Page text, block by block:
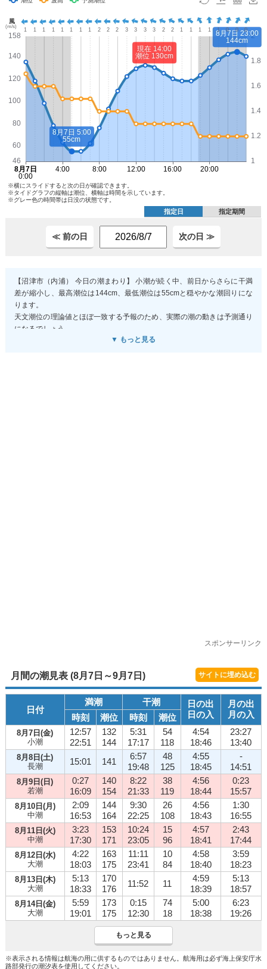
※横にスライドすると次の日が確認できます。
※タイドグラフの縦軸は潮位、横軸は時間を示しています。
※グレー色の時間帯は日没の状態です。
指定日 指定期間
≪ 前の日 次の日 ≫
【沼津市（内浦） 今日の潮まわり】 小潮が続く中、前日からさらに干満
差が縮小し、最高潮位は144cm、最低潮位は55cmと穏やかな潮回りにな
ります。
天文潮位の理論値とほぼ一致する予報のため、実際の潮の動きは予測通り
になるでしょう。
気圧も安定しており、潮位への影響はほとんど無いと考えられます。
▼ もっと見る
スポンサーリンク
月間の潮見表 (8月7日～9月7日) サイトに埋め込む
日付
満潮 干潮
日の出
日の入
月の出
月の入
時刻 潮位 時刻 潮位
8月7日(金)
小潮
12:57
22:51
132
144
5:31
17:17
54
118
4:54
18:46
23:27
13:40
8月8日(土)
長潮
15:01 141
6:57
19:48
48
125
4:55
18:45
-
14:51
8月9日(日)
若潮
0:27
16:09
140
154
8:22
21:33
38
119
4:56
18:44
0:23
15:57
8月10日(月)
中潮
2:09
16:53
144
164
9:30
22:25
26
108
4:56
18:43
1:30
16:55
8月11日(火)
中潮
3:23
17:30
153
171
10:24
23:05
15
96
4:57
18:41
2:43
17:44
8月12日(水)
大潮
4:22
18:03
163
175
11:11
23:41
10
84
4:58
18:40
3:59
18:23
8月13日(木)
大潮
5:13
18:33
170
176
11:52 11
4:59
18:39
5:13
18:57
8月14日(金)
大潮
5:59
19:01
173
175
0:15
12:30
74
18
5:00
18:38
6:23
19:26
もっと見る
※表示される情報は航海の用に供するものではありません。航海用は必ず海上保安庁水
路部発行の潮汐表を使用してください。